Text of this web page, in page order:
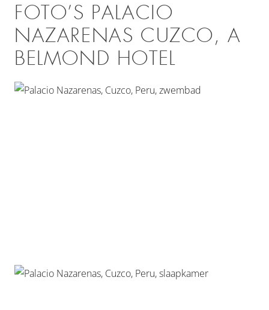
FOTO’S PALACIO
NAZARENAS CUZCO, A
BELMOND HOTEL